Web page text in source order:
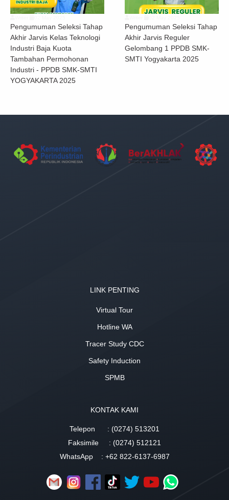
Pengumuman Seleksi Tahap
Akhir Jarvis Kelas Teknologi
Industri Baja Kuota
Tambahan Permohonan
Industri - PPDB SMK-SMTI
YOGYAKARTA 2025
Pengumuman Seleksi Tahap
Akhir Jarvis Reguler
Gelombang 1 PPDB SMK-
SMTI Yogyakarta 2025
LINK PENTING
Virtual Tour
Hotline WA
Tracer Study CDC
Safety Induction
SPMB
KONTAK KAMI
Telepon
: (0274) 513201
Faksimile
: (0274) 512121
WhatsApp
: +62 822-6137-6987